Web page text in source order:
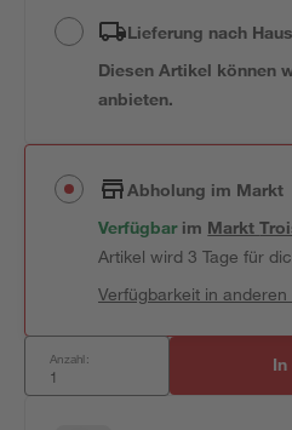
Lieferung nach
Diesen Artikel können
anbieten.
Abholung im Markt
Verfügbar im Markt
Artikel wird 3 Tage für
Verfügbarkeit in
Anzahl: In